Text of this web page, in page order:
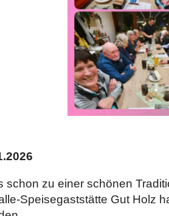
schon zu einer schönen
Speisegaststätte Gut Holz